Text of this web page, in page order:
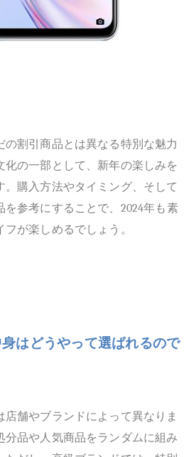
の割引商品とは異なる特別な魅力
化の一部として、新年の楽しみを
購入方法やタイミング、そして
参考にすることで、 2024年も素
が楽しめるでしょう。
はどうやって選ばれるので
舗やブランドによって異なりま
分品や人気商品をランダムに組み